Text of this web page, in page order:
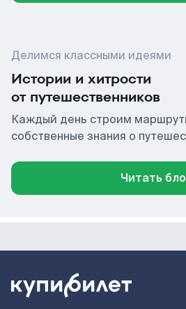
Делимся классными идеями
Истории и хитрости
от путешественников
Каждый день строим
собственные знания о
Читать